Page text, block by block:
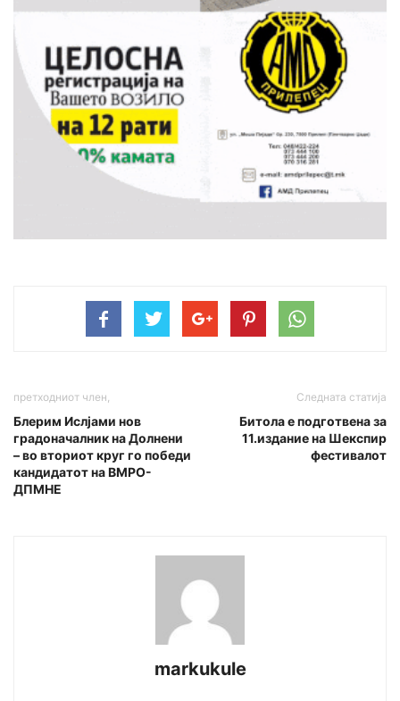
претходниот член,
Блерим Ислјами нов
градоначалник на Долнени
– во вториот круг го победи
кандидатот на ВМРО-
ДПМНЕ
Следната статија
Битола е подготвена за
11.издание на Шекспир
фестивалот
markukule